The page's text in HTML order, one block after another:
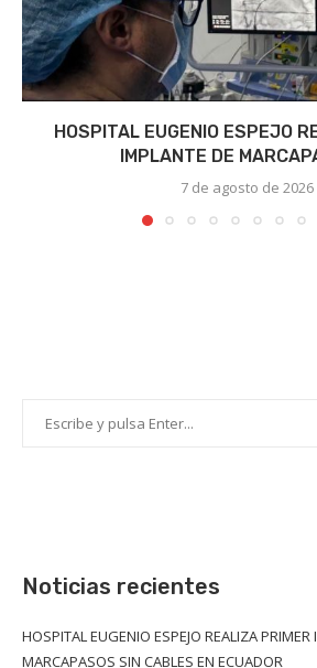
HOSPITAL EUGENIO ESPEJO
IMPLANTE DE
7 de agosto de 2026
Noticias recientes
HOSPITAL EUGENIO ESPEJO REALIZA PRIMER
MARCAPASOS SIN CABLES EN ECUADOR